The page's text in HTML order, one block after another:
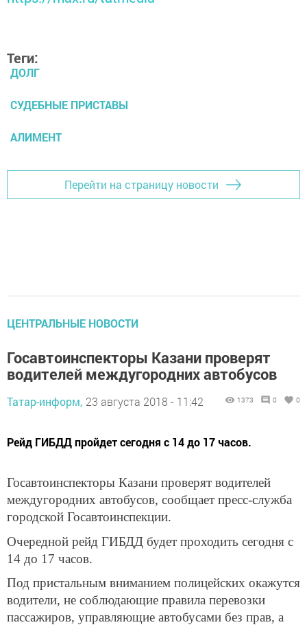
Теги:
ДОЛГ
СУДЕБНЫЕ ПРИСТАВЫ
АЛИМЕНТ
Перейти на страницу новости
ЦЕНТРАЛЬНЫЕ НОВОСТИ
Госавтоинспекторы Казани проверят
водителей междугородних автобусов
Татар-информ, 23 августа 2018 - 11:42 1373 0 0
Рейд ГИБДД пройдет сегодня с 14 до 17 часов.
Госавтоинспекторы Казани проверят водителей
междугородних автобусов, сообщает пресс-служба
городской Госавтоинспекции.
Очередной рейд ГИБДД будет проходить сегодня с
14 до 17 часов.
Под пристальным вниманием полицейских окажутся
водители, не соблюдающие правила перевозки
пассажиров, управляющие автобусами без прав, а